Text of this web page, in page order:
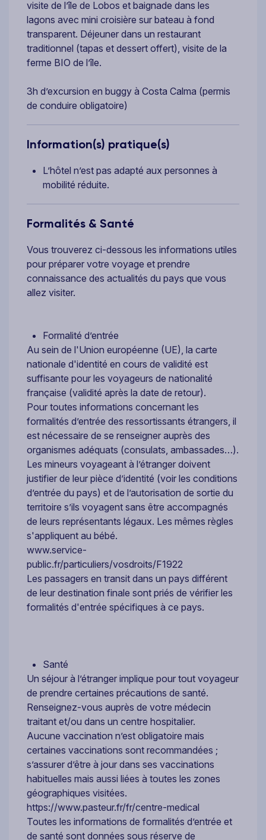
visite de l’île de Lobos et baignade dans les
lagons avec mini croisière sur bateau à fond
transparent. Déjeuner dans un restaurant
traditionnel (tapas et dessert offert), visite de la
ferme BIO de l’île.
3h d’excursion en buggy à Costa Calma (permis
de conduire obligatoire)
Information(s) pratique(s)
L’hôtel n’est pas adapté aux personnes à
mobilité réduite.
Formalités & Santé
Vous trouverez ci-dessous les informations utiles
pour préparer votre voyage et prendre
connaissance des actualités du pays que vous
allez visiter.
Formalité d’entrée
Au sein de l'Union européenne (UE), la carte
nationale d'identité en cours de validité est
suffisante pour les voyageurs de nationalité
française (validité après la date de retour).
Pour toutes informations concernant les
formalités d’entrée des ressortissants étrangers, il
est nécessaire de se renseigner auprès des
organismes adéquats (consulats, ambassades…).
Les mineurs voyageant à l’étranger doivent
justifier de leur pièce d’identité (voir les conditions
d’entrée du pays) et de l’autorisation de sortie du
territoire s’ils voyagent sans être accompagnés
de leurs représentants légaux. Les mêmes règles
s'appliquent au bébé.
www.service-
public.fr/particuliers/vosdroits/F1922
Les passagers en transit dans un pays différent
de leur destination finale sont priés de vérifier les
formalités d'entrée spécifiques à ce pays.
Santé
Un séjour à l’étranger implique pour tout voyageur
de prendre certaines précautions de santé.
Renseignez-vous auprès de votre médecin
traitant et/ou dans un centre hospitalier.
Aucune vaccination n’est obligatoire mais
certaines vaccinations sont recommandées ;
s’assurer d’être à jour dans ses vaccinations
habituelles mais aussi liées à toutes les zones
géographiques visitées.
https://www.pasteur.fr/fr/centre-medical
Toutes les informations de formalités d’entrée et
de santé sont données sous réserve de